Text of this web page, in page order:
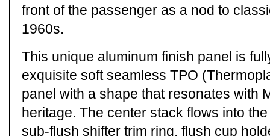
front of the passenger as a nod to
1960s.
This unique aluminum finish panel is
exquisite soft seamless TPO
panel with a shape that resonates with
heritage. The center stack flows into
sub-flush shifter trim ring, flush cup